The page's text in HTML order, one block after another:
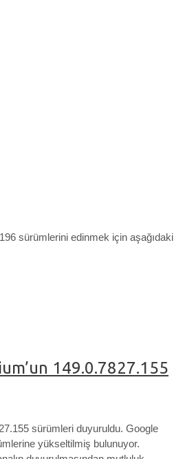
sürümlerini edinmek için aşağıdaki
149.0.7827.155
sürümleri duyuruldu. Google
yükseltilmiş bulunuyor.